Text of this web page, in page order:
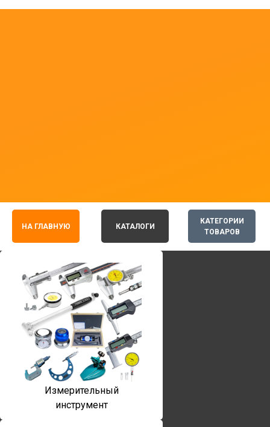
КАТЕГОРИИ
ТОВАРОВ
НА ГЛАВНУЮ КАТАЛОГИ
Измерительный
инструмент